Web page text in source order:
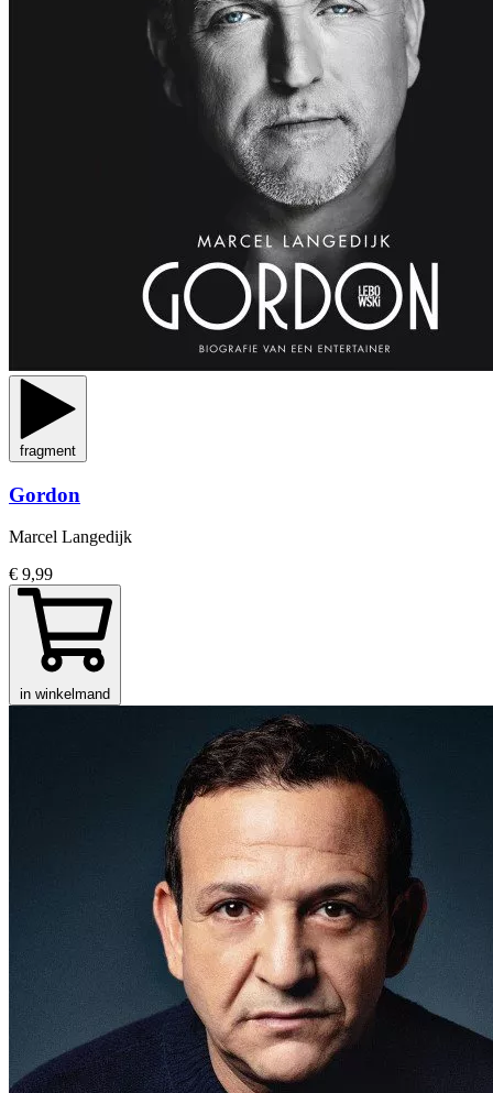
fragment
Gordon
Marcel Langedijk
€ 9,99
in winkelmand